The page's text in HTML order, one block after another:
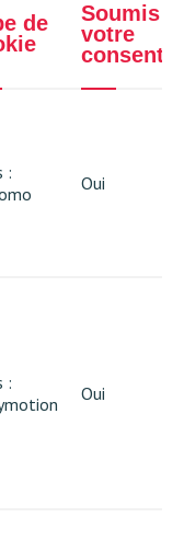
de
Soumis à
votre
:
Oui
:
Oui